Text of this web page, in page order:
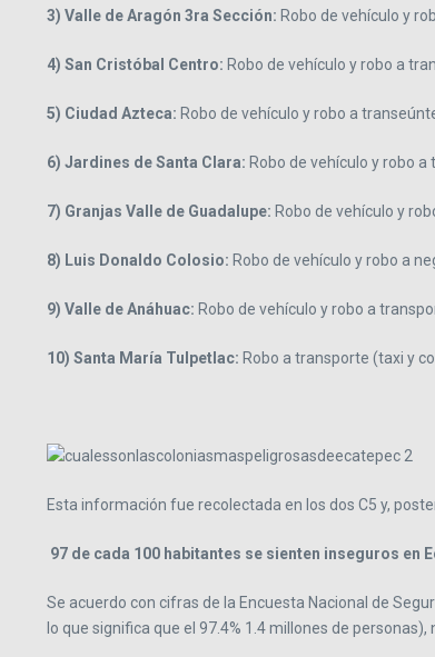
3) Valle de Aragón 3ra Sección: Robo de vehículo y
4) San Cristóbal Centro: Robo de vehículo y robo a
5) Ciudad Azteca: Robo de vehículo y robo a
6) Jardines de Santa Clara: Robo de vehículo y robo a
7) Granjas Valle de Guadalupe: Robo de vehículo y
8) Luis Donaldo Colosio: Robo de vehículo y robo a
9) Valle de Anáhuac: Robo de vehículo y robo a
10) Santa María Tulpetlac: Robo a transporte (taxi y
Esta información fue recolectada en los dos C5 y,
97 de cada 100 habitantes se sienten inseguros en
Se acuerdo con cifras de la Encuesta Nacional de
lo que significa que el 97.4% 1.4 millones de